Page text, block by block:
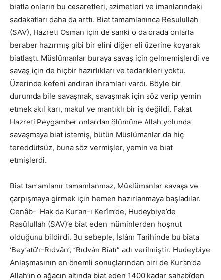
biatla onların bu cesaretleri, azimetleri ve imanlarındaki
sadakatları daha da arttı. Biat tamamlanınca Resulullah
(SAV), Hazreti Osman için de sanki o da orada onlarla
beraber hazırmış gibi bir elini diğer eli üzerine koyarak
biatlaştı. Müslümanlar buraya savaş için gelmemişlerdi ve
savaş için de hiçbir hazırlıkları ve tedarikleri yoktu.
Üzerinde kefeni andıran ihramları vardı. Böyle bir
durumda bile savaşmak, savaşmak için söz verip yemin
etmek akıl karı, makul ve mantıklı bir iş değildi. Fakat
Hazreti Peygamber onlardan ölümüne Allah yolunda
savaşmaya biat istemiş, bütün Müslümanlar da hiç
tereddütsüz, buna söz vermişler, yemin ve biat
etmişlerdi.
Biat tamamlanır tamamlanmaz, Müslümanlar savaşa ve
çarpışmaya girmek için hemen hazırlanmaya başladılar.
Cenâb-ı Hak da Kur’an-ı Kerîm’de, Hudeybiye’de
Rasûlullah (SAV)’e bîat eden müminlerden hoşnut
olduğunu bildirdi. Bu sebeple, İslâm Tarihinde bu bîata
‘Bey’atü’r-Rıdvân’, “Rıdvân Bîatı” adı verilmiştir. Hudeybiye
Anlaşmasının en önemli sonuçlarından biri de Kur’an’da
Allah’ın o ağacın altında biat eden 1400 kadar sahabîden